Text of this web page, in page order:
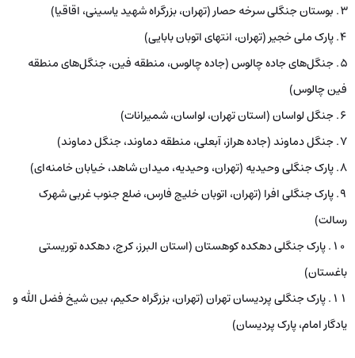
بوستان جنگلی سرخه حصار (تهران، بزرگراه شهید یاسینی، اقاقیا)
پارک ملی خجیر‌ (تهران، انتهای اتوبان بابایی)
جنگل‌های جاده چالوس (جاده چالوس، منطقه فین، جنگل‌های منطقه
فین چالوس)
جنگل لواسان (استان تهران، لواسان، شمیرانات)
جنگل دماوند (جاده هراز، آبعلی، منطقه دماوند، جنگل دماوند)
پارک جنگلی وحیدیه (تهران، وحیدیه، میدان شاهد، خیابان خامنه‌ای)
پارک جنگلی افرا (تهران، اتوبان خلیج فارس، ضلع جنوب غربی شهرک
رسالت)
پارک جنگلی دهکده کوهستان (استان البرز، کرج، دهکده توریستی
باغستان)
پارک جنگلی پردیسان تهران (تهران، بزرگراه حکیم، بین شیخ فضل الله و
یادگار امام، پارک پردیسان)